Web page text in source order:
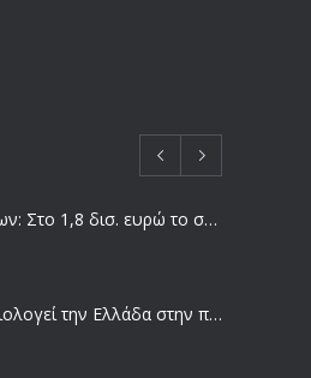
Θεόδωρος Τρύφων: Στο 1,8 δισ. ευρώ το συνολικό πλάνο επενδύσεων της ελληνικής φαρμακοβιομηχανίας έως το 2028
Κομισιόν: Πώς αξιολογεί την Ελλάδα στην πρώτη έκθεση για τους Κατώτατους Μισθούς και τις Συλλογικές Συμβάσεις